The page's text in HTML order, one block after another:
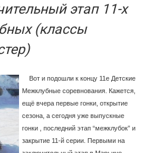
этап 11-х
(классы
Вот и подошли к концу 11е Детские
Межклубные соревнования. Кажется,
ещё вчера первые гонки, открытие
сезона, а сегодня уже выпускные
гонки , последний этап “межклубок” и
закрытие 11-й серии. Первыми на